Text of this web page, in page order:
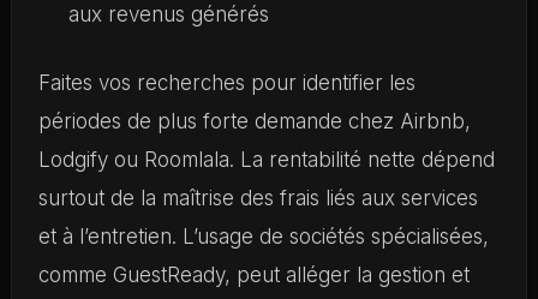
aux revenus générés
Faites vos recherches pour identifier les
périodes de plus forte demande chez Airbnb,
Lodgify ou Roomlala. La rentabilité nette dépend
surtout de la maîtrise des frais liés aux services
et à l’entretien. L’usage de sociétés spécialisées,
comme GuestReady, peut alléger la gestion et